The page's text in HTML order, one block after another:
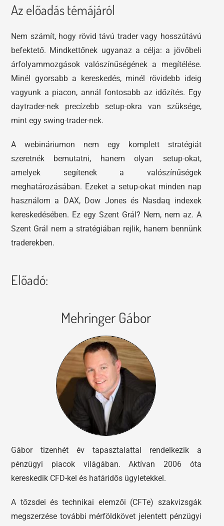
Az előadás témájáról
Nem számít, hogy rövid távú trader vagy hosszútávú
befektető. Mindkettőnek ugyanaz a célja: a jövőbeli
árfolyammozgások valószínűségének a megítélése.
Minél gyorsabb a kereskedés, minél rövidebb ideig
vagyunk a piacon, annál fontosabb az időzítés. Egy
daytrader-nek precízebb setup-okra van szüksége,
mint egy swing-trader-nek.
A webináriumon nem egy komplett stratégiát
szeretnék bemutatni, hanem olyan setup-okat,
amelyek segítenek a valószínűségek
meghatározásában. Ezeket a setup-okat minden nap
használom a DAX, Dow Jones és Nasdaq indexek
kereskedésében. Ez egy Szent Grál? Nem, nem az. A
Szent Grál nem a stratégiában rejlik, hanem bennünk
traderekben.
Előadó:
Mehringer Gábor
Gábor tizenhét év tapasztalattal rendelkezik a
pénzügyi piacok világában. Aktívan 2006 óta
kereskedik CFD-kel és határidős ügyletekkel.
A tőzsdei és technikai elemzői (CFTe) szakvizsgák
megszerzése további mérföldkövet jelentett pénzügyi